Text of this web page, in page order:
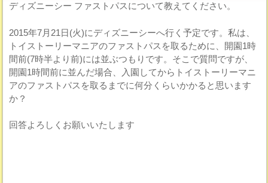
ディズニーシー ファストパスについて教えてください。
2015年7月21日(火)にディズニーシーへ行く予定です。私は、
トイストーリーマニアのファストパスを取るために、開園1時
間前(7時半より前)には並ぶつもりです。そこで質問ですが、
開園1時間前に並んだ場合、入園してからトイストーリーマニ
アのファストパスを取るまでに何分くらいかかると思います
か？
回答よろしくお願いいたします